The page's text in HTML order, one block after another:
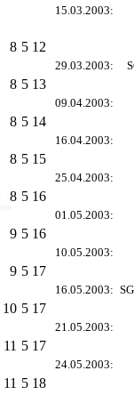
15.03.2003:
8 5 12
29.03.2003:
8 5 13
09.04.2003:
8 5 14
16.04.2003:
8 5 15
25.04.2003:
8 5 16
01.05.2003:
9 5 16
10.05.2003:
9 5 17
16.05.2003:
10 5 17
21.05.2003:
11 5 17
24.05.2003:
11 5 18